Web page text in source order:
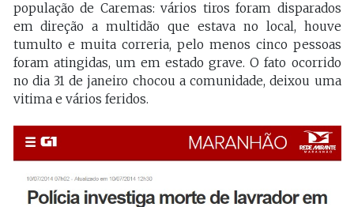
população de Caremas: vários tiros foram disparados
em direção a multidão que estava no local, houve
tumulto e muita correria, pelo menos cinco pessoas
foram atingidas, um em estado grave. O fato ocorrido
no dia 31 de janeiro chocou a comunidade, deixou uma
vitima e vários feridos.